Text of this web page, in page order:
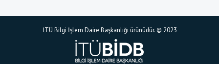
İTÜ Bilgi İşlem Daire Başkanlığı ürünüdür. © 2023